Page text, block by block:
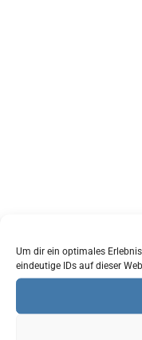
Um dir ein optimales
eindeutige IDs auf dieser